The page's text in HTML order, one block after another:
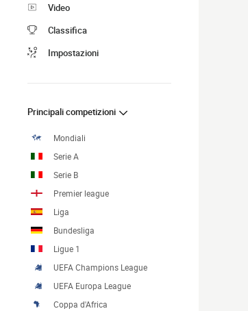
Video
Classifica
Impostazioni
Principali competizioni
Mondiali
Serie A
Serie B
Premier league
Liga
Bundesliga
Ligue 1
UEFA Champions League
UEFA Europa League
Coppa d'Africa